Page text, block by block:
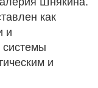
как
и
системы
и